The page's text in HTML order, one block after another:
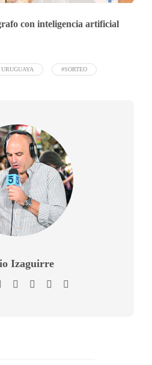
con inteligencia artificial
#SORTEO
Izaguirre